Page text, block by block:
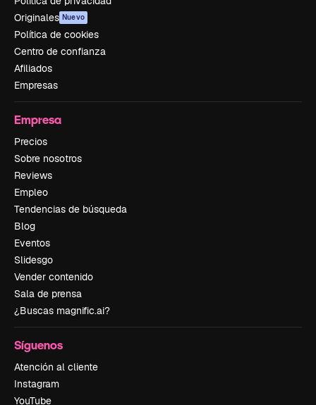
Originales Nuevo
Política de cookies
Centro de confianza
Afiliados
Empresas
Empresa
Precios
Sobre nosotros
Reviews
Empleo
Tendencias de búsqueda
Blog
Eventos
Slidesgo
Vender contenido
Sala de prensa
¿Buscas magnific.ai?
Síguenos
Atención al cliente
Instagram
YouTube